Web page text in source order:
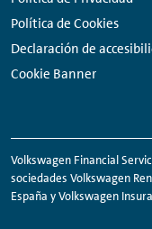
Política de Cookies
Declaración de
Cookie Banner
Volkswagen Financial
sociedades Volkswagen
España y Volkswagen